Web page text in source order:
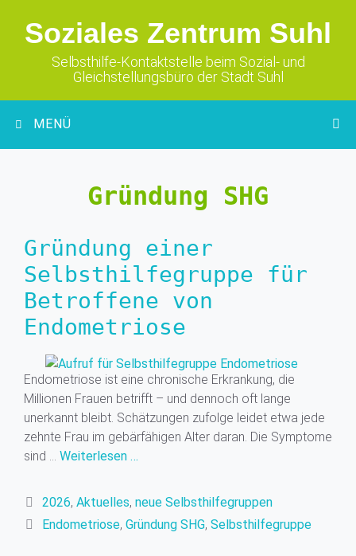
Inhalt
springenSoziales Zentrum Suhl
Selbsthilfe-Kontaktstelle beim Sozial- und
Gleichstellungsbüro der Stadt Suhl
MENÜ
Gründung SHG
Gründung einer
Selbsthilfegruppe für
Betroffene von
Endometriose
Endometriose ist eine chronische Erkrankung, die
Millionen Frauen betrifft – und dennoch oft lange
unerkannt bleibt. Schätzungen zufolge leidet etwa jede
zehnte Frau im gebärfähigen Alter daran. Die Symptome
sind … Weiterlesen …
Kategorien
2026, Aktuelles, neue Selbsthilfegruppen
Schlagwörter
Endometriose, Gründung SHG, Selbsthilfegruppe